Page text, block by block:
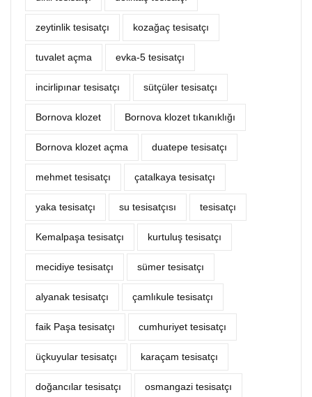
zeytinlik tesisatçı kozağaç tesisatçı
tuvalet açma evka-5 tesisatçı
incirlipınar tesisatçı sütçüler tesisatçı
Bornova klozet Bornova klozet tıkanıklığı
Bornova klozet açma duatepe tesisatçı
mehmet tesisatçı çatalkaya tesisatçı
yaka tesisatçı su tesisatçısı tesisatçı
Kemalpaşa tesisatçı kurtuluş tesisatçı
mecidiye tesisatçı sümer tesisatçı
alyanak tesisatçı çamlıkule tesisatçı
faik Paşa tesisatçı cumhuriyet tesisatçı
üçkuyular tesisatçı karaçam tesisatçı
doğancılar tesisatçı osmangazi tesisatçı